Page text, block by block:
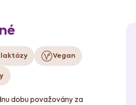
laktózy Vegan
dobu považovány za